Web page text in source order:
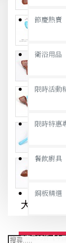
節慶熱賣
衛浴用品
限時活動
限時特惠
餐飲廚具
銅板精選
大號圓孔
商品95折【今